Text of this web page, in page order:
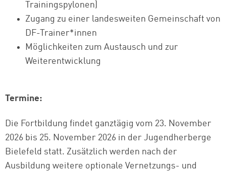
Trainingspylonen)
Zugang zu einer landesweiten Gemeinschaft von
DF-Trainer*innen
Möglichkeiten zum Austausch und zur
Weiterentwicklung
Termine:
Die Fortbildung findet ganztägig vom 23. November
2026 bis 25. November 2026 in der Jugendherberge
Bielefeld statt. Zusätzlich werden nach der
Ausbildung weitere optionale Vernetzungs- und